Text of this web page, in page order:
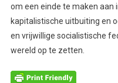
om een einde te maken aan
kapitalistische uitbuiting en
en vrijwillige socialistische
wereld op te zetten.